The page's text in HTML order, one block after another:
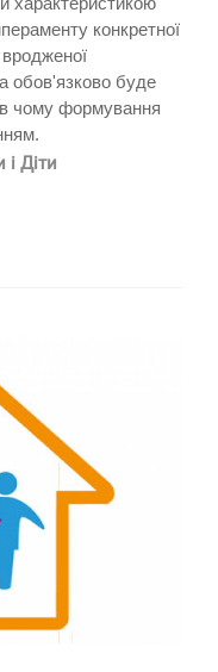
конкретної
вродженої
обов'язково буде
чому формування
і Діти